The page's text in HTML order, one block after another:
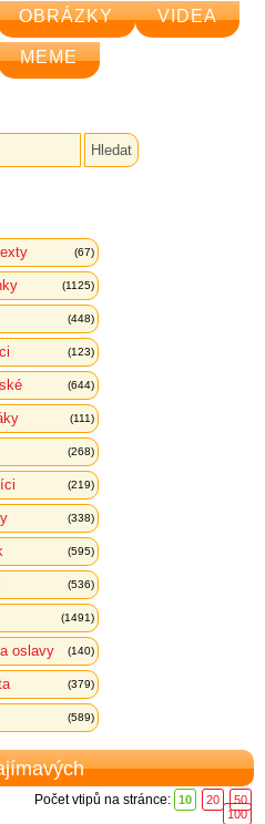
OBRÁZKY VIDEA
MEME
(67)
(1125)
(448)
(123)
(644)
(111)
(268)
(219)
(338)
(595)
(536)
(1491)
oslavy (140)
(379)
(589)
Počet vtipů na stránce: 10 20
50
100